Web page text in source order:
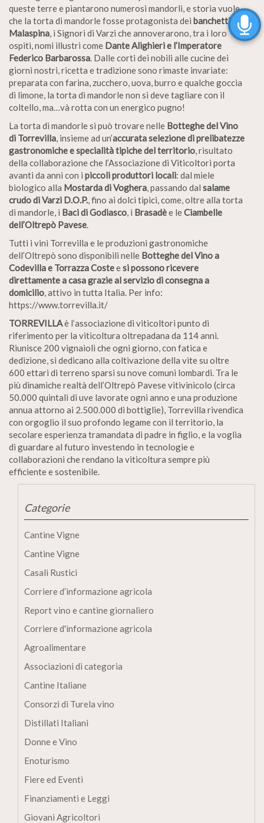
queste terre e piantarono numerosi mandorli, e storia vuole
che la torta di mandorle fosse protagonista dei banchetti dei
Malaspina, i Signori di Varzi che annoverarono, tra i loro
ospiti, nomi illustri come Dante Alighieri e l’Imperatore
Federico Barbarossa. Dalle corti dei nobili alle cucine dei
giorni nostri, ricetta e tradizione sono rimaste invariate:
preparata con farina, zucchero, uova, burro e qualche goccia
di limone, la torta di mandorle non si deve tagliare con il
coltello, ma…và rotta con un energico pugno!
La torta di mandorle si può trovare nelle Botteghe del Vino
di Torrevilla, insieme ad un’accurata selezione di prelibatezze
gastronomiche e specialità tipiche del territorio, risultato
della collaborazione che l’Associazione di Viticoltori porta
avanti da anni con i piccoli produttori locali: dal miele
biologico alla Mostarda di Voghera, passando dal salame
crudo di Varzi D.O.P., fino ai dolci tipici, come, oltre alla torta
di mandorle, i Baci di Godiasco, i Brasadèe leCiambelle
dell’Oltrepò Pavese.
Tutti i vini Torrevilla e le produzioni gastronomiche
dell’Oltrepò sono disponibili nelle Botteghe del Vino a
Codevilla e Torrazza Costeesi possono ricevere
direttamente a casa grazie al servizio di consegna a
domicilio, attivo in tutta Italia. Per info:
https://www.torrevilla.it/
TORREVILLAè l’associazione di viticoltori punto di
riferimento per la viticoltura oltrepadana da 114 anni.
Riunisce 200 vignaioli che ogni giorno, con fatica e
dedizione, si dedicano alla coltivazione della vite su oltre
600 ettari di terreno sparsi su nove comuni lombardi. Tra le
più dinamiche realtà dell’Oltrepò Pavese vitivinicolo (circa
50.000 quintali di uve lavorate ogni anno e una produzione
annua attorno ai 2.500.000 di bottiglie), Torrevilla rivendica
con orgoglio il suo profondo legame con il territorio, la
secolare esperienza tramandata di padre in figlio, e la voglia
di guardare al futuro investendo in tecnologie e
collaborazioni che rendano la viticoltura sempre più
efficiente e sostenibile.
Categorie
Cantine Vigne
Cantine Vigne
Casali Rustici
Corriere d’informazione agricola
Report vino e cantine giornaliero
Corriere d'informazione agricola
Agroalimentare
Associazioni di categoria
Cantine Italiane
Consorzi di Turela vino
Distillati Italiani
Donne e Vino
Enoturismo
Fiere ed Eventi
Finanziamenti e Leggi
Giovani Agricoltori